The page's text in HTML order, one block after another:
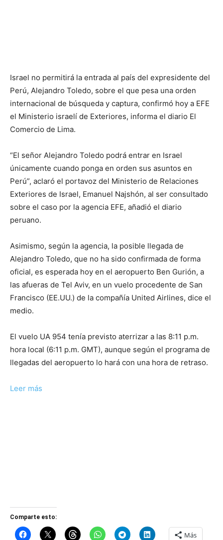
Israel no permitirá la entrada al país del expresidente del
Perú, Alejandro Toledo, sobre el que pesa una orden
internacional de búsqueda y captura, confirmó hoy a EFE
el Ministerio israelí de Exteriores, informa el diario El
Comercio de Lima.
“El señor Alejandro Toledo podrá entrar en Israel
únicamente cuando ponga en orden sus asuntos en
Perú”, aclaró el portavoz del Ministerio de Relaciones
Exteriores de Israel, Emanuel Najshón, al ser consultado
sobre el caso por la agencia EFE, añadió el diario
peruano.
Asimismo, según la agencia, la posible llegada de
Alejandro Toledo, que no ha sido confirmada de forma
oficial, es esperada hoy en el aeropuerto Ben Gurión, a
las afueras de Tel Aviv, en un vuelo procedente de San
Francisco (EE.UU.) de la compañía United Airlines, dice el
medio.
El vuelo UA 954 tenía previsto aterrizar a las 8:11 p.m.
hora local (6:11 p.m. GMT), aunque según el programa de
llegadas del aeropuerto lo hará con una hora de retraso.
Leer más
Comparte esto:
Más